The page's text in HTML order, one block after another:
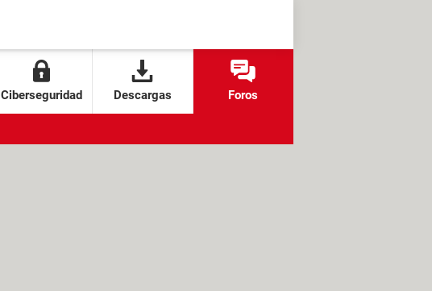
Ciberseguridad Descargas Foros